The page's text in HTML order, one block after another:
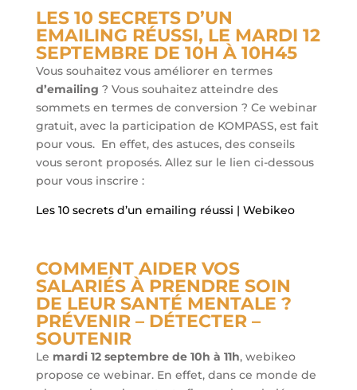
LES 10 SECRETS D’UN
EMAILING RÉUSSI, LE MARDI 12
SEPTEMBRE DE 10H À 10H45
Vous souhaitez vous améliorer en termes
d’emailing ? Vous souhaitez atteindre des
sommets en termes de conversion ? Ce webinar
gratuit, avec la participation de KOMPASS, est fait
pour vous. En effet, des astuces, des conseils
vous seront proposés. Allez sur le lien ci-dessous
pour vous inscrire :
Les 10 secrets d’un emailing réussi | Webikeo
COMMENT AIDER VOS
SALARIÉS À PRENDRE SOIN
DE LEUR SANTÉ MENTALE ?
PRÉVENIR – DÉTECTER –
SOUTENIR
Le mardi 12 septembre de 10h à 11h, webikeo
propose ce webinar. En effet, dans ce monde de